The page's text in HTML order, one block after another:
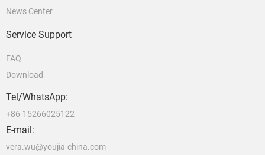
News Center
Service Support
FAQ
Download
Tel/WhatsApp:
+86-15266025122
E-mail:
vera.wu@youjia-china.com